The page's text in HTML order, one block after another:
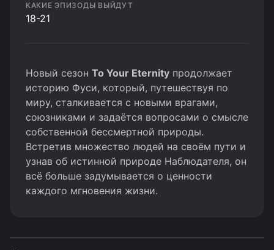
КАКИЕ ЭПИЗОДЫ ВЫЙДУТ
18-21
Новый сезон To Your Eternity продолжает
историю Фуси, который, путешествуя по
миру, сталкивается с новыми врагами,
союзниками и задаётся вопросами о смысле
собственной бессмертной природы.
Встретив множество людей на своём пути и
узнав об истинной природе Наблюдателя, он
всё больше задумывается о ценности
каждого мгновения жизни.